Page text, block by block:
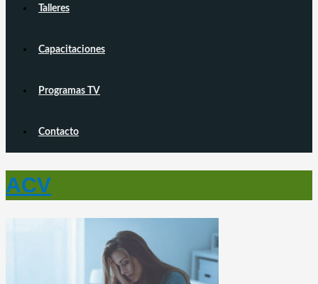
Talleres
Capacitaciones
Programas TV
Contacto
ACV